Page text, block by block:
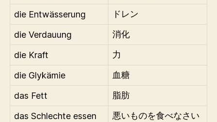
die Entwässerung ドレン
die Verdauung 消化
die Kraft 力
die Glykämie 血糖
das Fett 脂肪
das Schlechte essen 悪いものを食べなさい